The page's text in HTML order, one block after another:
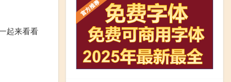
起来看看